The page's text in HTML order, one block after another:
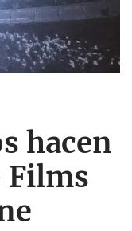
hacen
Films